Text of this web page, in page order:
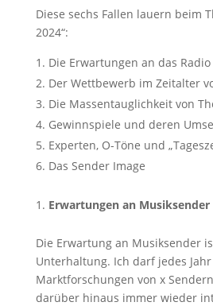
Diese sechs Fallen lauern beim
2024“:
Die Erwartungen an das Radio
Der Wettbewerb im Zeitalter
Die Massentauglichkeit von
Gewinnspiele und deren
Experten, O-Töne und
Das Sender Image
Erwartungen an Musiksender
Die Erwartung an Musiksender
Unterhaltung. Ich darf jedes
Marktforschungen von x
darüber hinaus immer wieder